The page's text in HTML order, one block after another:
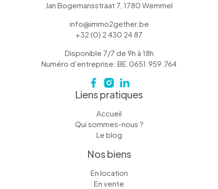
Jan Bogemansstraat 7, 1780 Wemmel
info@immo2gether.be
+32 (0) 2 430 24 87
Disponible 7/7 de 9h à 18h
Numéro d’entreprise: BE.0651.959.764
Liens pratiques
Accueil
Qui sommes-nous ?
Le blog
Nos biens
En location
En vente